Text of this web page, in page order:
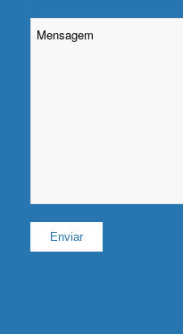
Please leave this field empty.